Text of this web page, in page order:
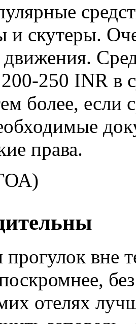
и скутеры.
250 INR в
более, если
права.
вне
поскромнее,
отелях